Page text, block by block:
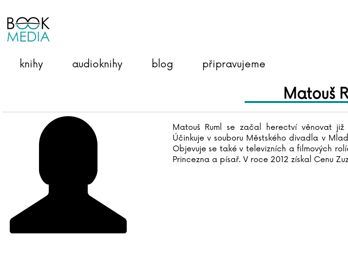
knihy audioknihy blog připravujeme
Matouš
Matouš Ruml se začal herectví věnovat
Účinkuje v souboru Městského divadla v
Objevuje se také v televizních a filmových
Princezna a písař. V roce 2012 získal Cenu